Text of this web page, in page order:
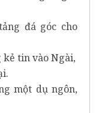
đá góc cho
tin vào Ngài,
một dụ ngôn,